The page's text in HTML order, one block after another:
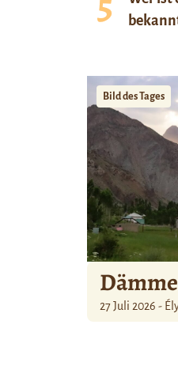
Bild des Tages
27 Juli 2026 -